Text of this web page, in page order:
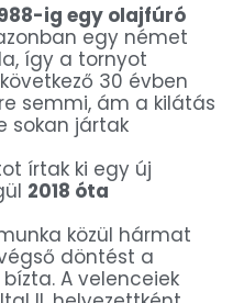
ig egy olajfúró
egy német
így a tornyot
30 évben
semmi, ám a kilátás
sokan jártak
írtak ki egy új
2018 óta
közül hármat
döntést a
A velenceiek